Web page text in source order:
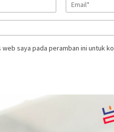
web saya pada peramban ini untuk